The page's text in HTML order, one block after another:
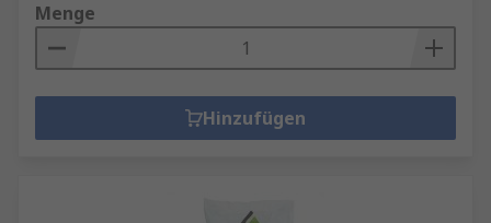
Menge
Hinzufügen